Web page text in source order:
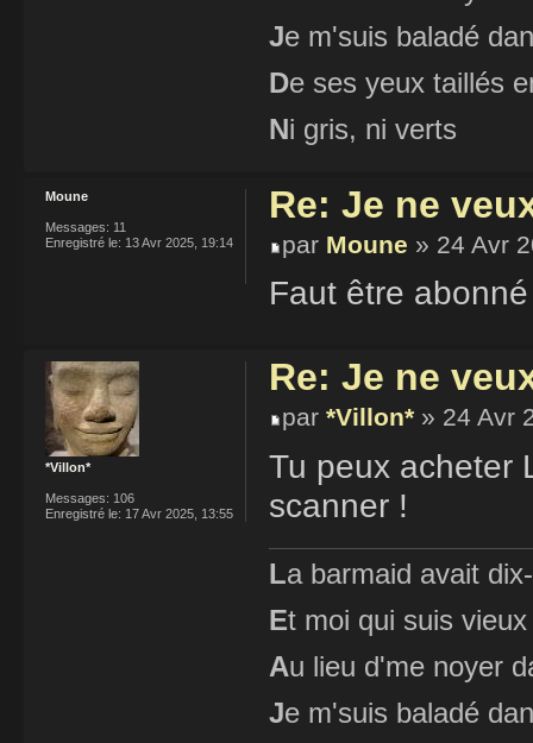
Je m'suis baladé
De ses yeux taillés
Ni gris, ni verts
Re: Je ne
par Moune » 24 Avr
Faut être
Moune
Messages: 11
Enregistré le: 13 Avr 2025, 19:14
Re: Je ne
par *Villon* » 24 Avr
Tu peux acheter
scanner !
La barmaid avait
Et moi qui suis
Au lieu d'me noyer
Je m'suis baladé
*Villon*
Messages: 106
Enregistré le: 17 Avr 2025, 13:55